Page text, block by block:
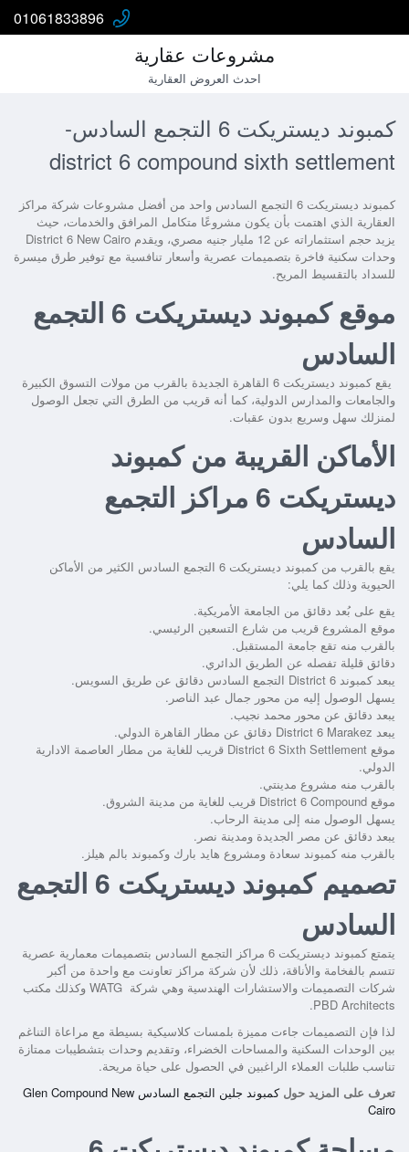
01061833896
مشروعات عقارية
احدث العروض العقارية
كمبوند ديستريكت 6 التجمع السادس-
district 6 compound sixth settlement
كمبوند ديستريكت 6 التجمع السادس
واحد من أفضل مشروعات شركة مراكز
العقارية الذي اهتمت بأن يكون مشروعًا متكامل المرافق والخدمات، حيث
يزيد حجم استثماراته عن 12 مليار جنيه مصري، ويقدم
District 6 New Cairo
وحدات سكنية فاخرة بتصميمات عصرية وأسعار تنافسية مع توفير طرق ميسرة
للسداد بالتقسيط المريح.
موقع كمبوند ديستريكت 6 التجمع
السادس
يقع كمبوند ديستريكت 6 القاهرة الجديدة
بالقرب من مولات التسوق الكبيرة
والجامعات والمدارس الدولية، كما أنه قريب من الطرق التي تجعل الوصول
لمنزلك سهل وسريع بدون عقبات.
الأماكن القريبة من كمبوند
ديستريكت 6 مراكز التجمع
السادس
يقع بالقرب من كمبوند ديستريكت 6 التجمع السادس
الكثير من الأماكن
الحيوية وذلك كما يلي:
يقع على بُعد دقائق من الجامعة الأمريكية.
موقع المشروع قريب من شارع التسعين الرئيسي.
بالقرب منه تقع جامعة المستقبل.
دقائق قليلة تفصله عن الطريق الدائري.
يبعد كمبوند District 6 التجمع السادس
دقائق عن طريق السويس.
يسهل الوصول إليه من محور جمال عبد الناصر.
يبعد دقائق عن محور محمد نجيب.
يبعد District 6 Marakez دقائق عن مطار القاهرة الدولي.
موقع District 6 Sixth Settlement قريب للغاية من مطار العاصمة الادارية
الدولي.
بالقرب منه مشروع مدينتي.
موقع District 6 Compound قريب للغاية من مدينة الشروق.
يسهل الوصول منه إلى مدينة الرحاب.
يبعد دقائق عن مصر الجديدة ومدينة نصر.
بالقرب منه كمبوند سعادة ومشروع هايد بارك وكمبوند بالم هيلز.
تصميم كمبوند ديستريكت 6 التجمع
السادس
يتمتع كمبوند ديستريكت 6 مراكز التجمع السادس
بتصميمات معمارية عصرية
تتسم بالفخامة والأناقة، ذلك لأن شركة مراكز تعاونت مع واحدة من أكبر
شركات التصميمات والاستشارات الهندسية وهي شركة WATG وكذلك مكتب
PBD Architects.
لذا فإن التصميمات جاءت مميزة بلمسات كلاسيكية بسيطة مع مراعاة التناغم
بين الوحدات السكنية والمساحات الخضراء، وتقديم وحدات بتشطيبات ممتازة
تناسب طلبات العملاء الراغبين في الحصول على حياة مريحة.
تعرف على المزيد حول
كمبوند جلين التجمع السادس Glen Compound New
Cairo